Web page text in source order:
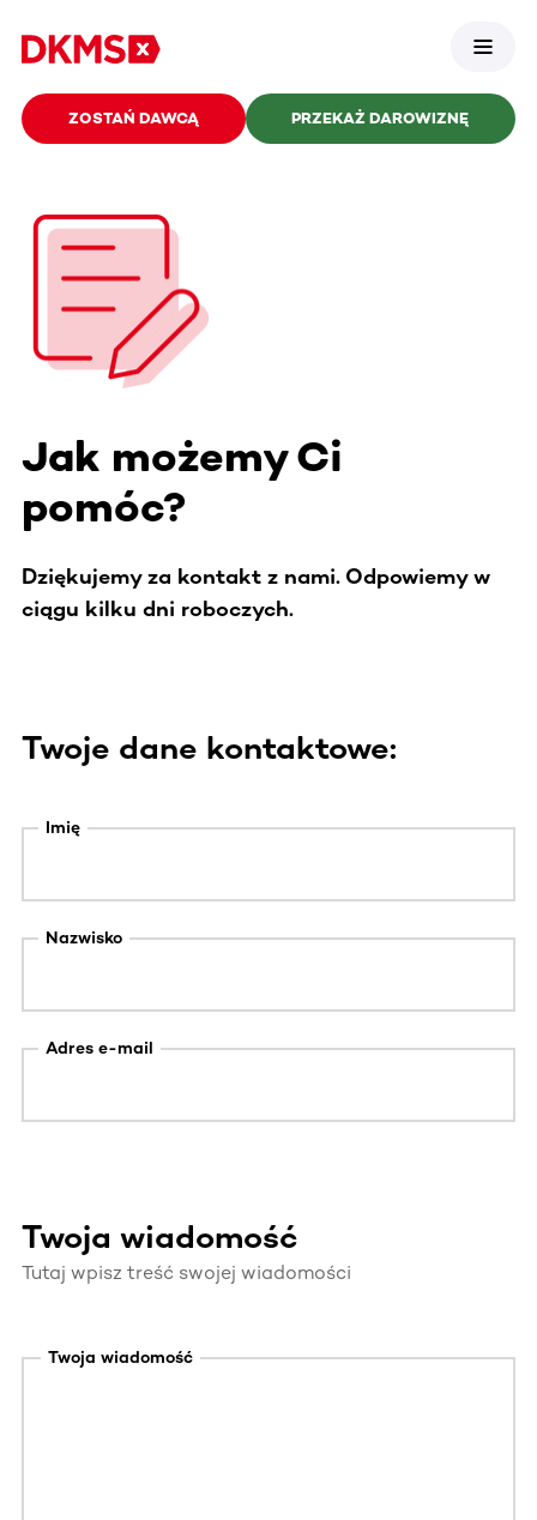
ZOSTAŃ DAWCĄ PRZEKAŻ DAROWIZNĘ
Jak możemy Ci
pomóc?
Dziękujemy za kontakt z nami. Odpowiemy w
ciągu kilku dni roboczych.
Twoje dane kontaktowe:
Imię
Nazwisko
Adres e-mail
Twoja wiadomość
Tutaj wpisz treść swojej wiadomości
Twoja wiadomość